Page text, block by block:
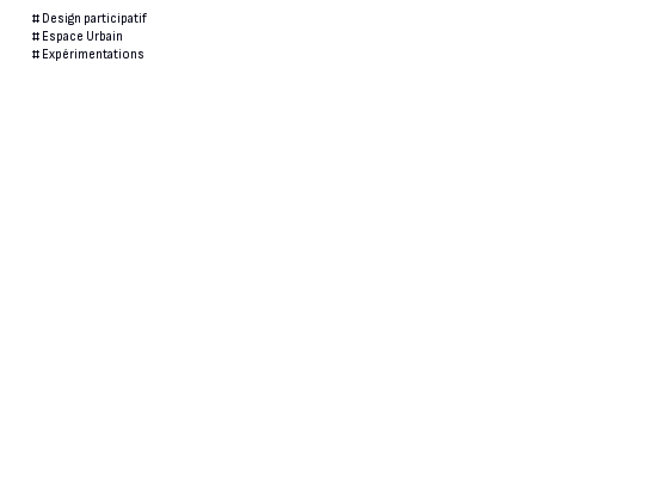
# Design participatif
# Espace Urbain
# Expérimentations